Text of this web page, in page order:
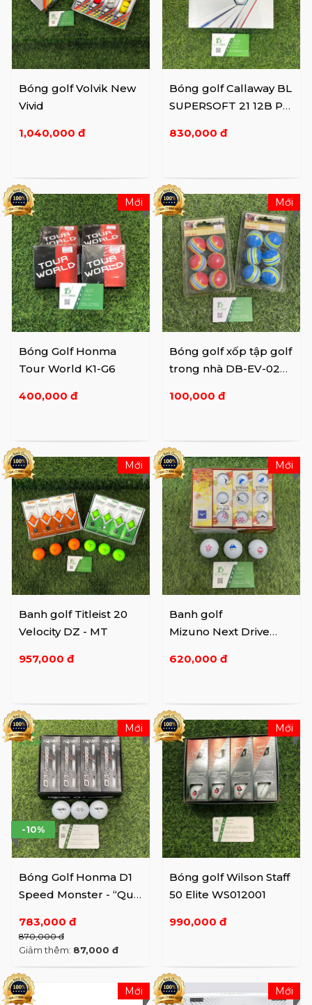
Bóng golf Volvik New
Vivid
1,040,000 đ
Bóng golf Callaway BL
SUPERSOFT 21 12B PK
830,000 đ
Bóng Golf Honma
Tour World K1-G6
400,000 đ
Mới
Bóng golf xốp tập golf
trong nhà DB-EV-02
100,000 đ
Mới
Banh golf Titleist 20
Velocity DZ - MT
957,000 đ
Mới
Banh golf
Mizuno Next Drive
620,000 đ
Mới
Bóng Golf Honma D1
Speed Monster - “Quái
783,000 đ
870,000 đ
-10%
Giảm thêm: 87,000 đ
Mới
Bóng golf Wilson Staff
50 Elite WS012001
990,000 đ
Mới
Mới Mới